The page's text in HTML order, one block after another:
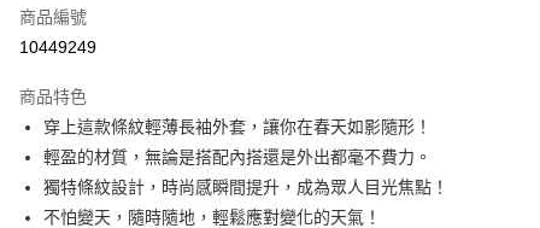
超商取貨付款
Apple Pay
街口支付
悠遊付
商品編號
10449249
商品特色
穿上這款條紋輕薄長袖外套，讓你在春天如影隨形！
輕盈的材質，無論是搭配內搭還是外出都毫不費力。
獨特條紋設計，時尚感瞬間提升，成為眾人目光焦點！
不怕變天，隨時隨地，輕鬆應對變化的天氣！